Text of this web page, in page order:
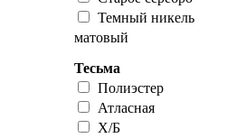
Темный никель
матовый
Тесьма
Полиэстер
Атласная
Х/Б